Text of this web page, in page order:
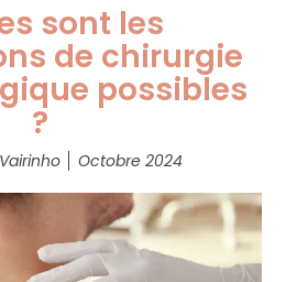
sont les
de chirurgie
possibles
?
Octobre 2024